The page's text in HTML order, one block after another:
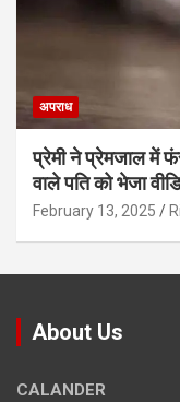
अपराध
प्रेमी ने प्रेमजाल में
वाले पत‍ि को भेजा
February 13, 2025
About Us
CALANDER